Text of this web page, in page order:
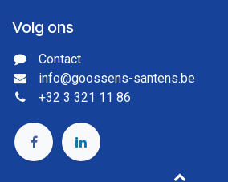
Volg ons
Contact
info@goossens-santens.be
+32 3 321 11 86